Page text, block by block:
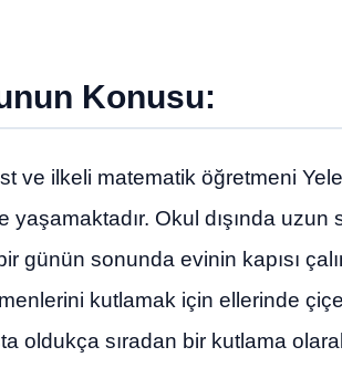
Konusu:
ve ilkeli matematik öğretmeni
yaşamaktadır. Okul dışında
günün sonunda evinin kapısı
kutlamak için ellerinde
oldukça sıradan bir kutlama